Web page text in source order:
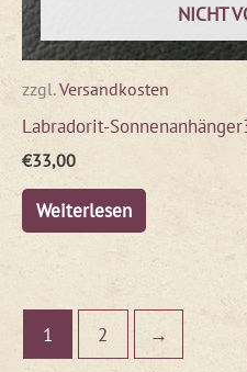
NICHT
zzgl.Versandkosten
Labradorit-
€33,00
Weiterlesen
1 2 →